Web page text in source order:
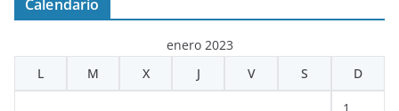
Calendario
enero 2023
L
M X J V S D